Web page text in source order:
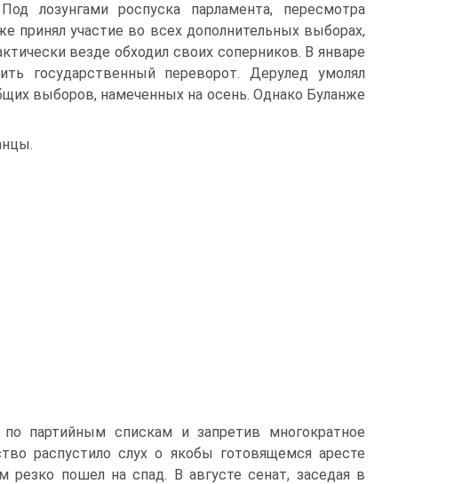
лозунгами роспуска парламента, пересмотра
принял участие во всех дополнительных выборах,
везде обходил своих соперников. В январе
государственный переворот. Дерулед умолял
выборов, намеченных на осень. Однако Буланже
партийным спискам и запретив многократное
распустило слух о якобы готовящемся аресте
резко пошел на спад. В августе сенат, заседая в